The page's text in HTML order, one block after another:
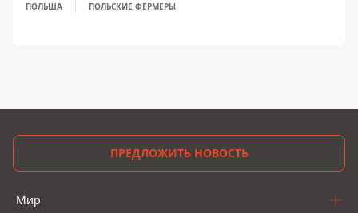
ПОЛЬША ПОЛЬСКИЕ ФЕРМЕРЫ
ПРЕДЛОЖИТЬ НОВОСТЬ
Мир